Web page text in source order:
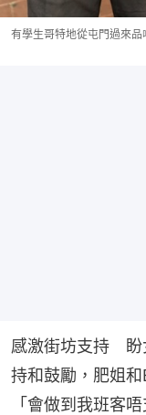
有學生哥特地從屯門過來品
感激街坊支持　
持和鼓勵，肥姐
「會做到我班客